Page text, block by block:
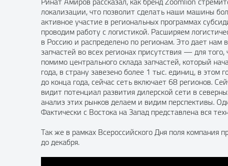
локализации, что позволит сделать наши машины
активное участие в региональных программах
проводим работу с логистикой. Расширяем
в Россию и распределено по регионам. Это дает нам
запчастей во всех регионах присутствия — для
помимо центрального склада запчастей, который
года, в страну завезено более 1 тыс. единиц, в
до конца года, сейчас сеть включает 68 регионов.
видит потенциал развития дилерской сети в
анализ этих рынков делаем и видим перспективы.
Фактически с Востока на Запад представлена вся
Так же в рамках Всероссийского Дня поля компания
до декабря.